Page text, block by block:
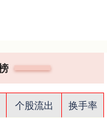
个股流出
换手率